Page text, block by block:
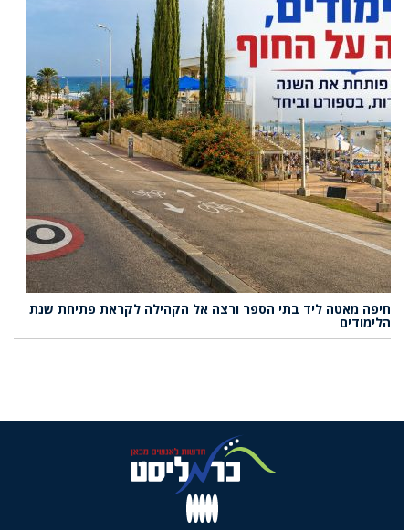
חיפה מאטה ליד בתי הספר ורצה אל הקהילה לקראת פתיחת שנת
הלימודים